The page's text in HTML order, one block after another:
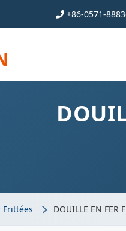
+86-0571-
Frittées DOUILLE EN FER